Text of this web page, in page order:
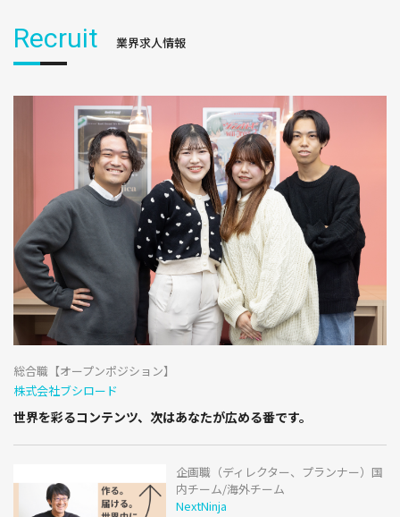
Recruit 業界求人情報
総合職【オープンポジション】
株式会社ブシロード
世界を彩るコンテンツ、次はあなたが広める番です。
企画職（ディレクター、プランナー）国
内チーム/海外チーム
NextNinja